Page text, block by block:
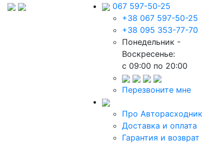
067 597-50-25
+38 067 597-50-25
+38 095 353-77-70
Понедельник -
Воскресенье:
c 09:00 по 20:00
Перезвоните мне
Про Авторасходник
Доставка и оплата
Гарантия и возврат